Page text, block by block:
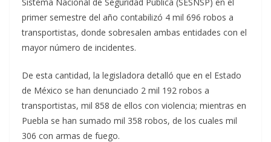
primer semestre del año contabilizó 4 mil 696 robos a
transportistas, donde sobresalen ambas entidades con el
mayor número de incidentes.
De esta cantidad, la legisladora detalló que en el Estado
de México se han denunciado 2 mil 192 robos a
transportistas, mil 858 de ellos con violencia; mientras en
Puebla se han sumado mil 358 robos, de los cuales mil
306 con armas de fuego.